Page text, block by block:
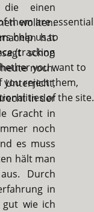
einen
wollten.
hat
schon
noch.
in der
Gracht in
noch
es muss
hält man
Durch
in
gut wie ich
them are essential
help us to
(tracking
you want to
you reject them,
of the site.